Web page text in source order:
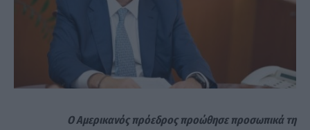
Ο Αμερικανός πρόεδρος προώθησε προσωπικά τη